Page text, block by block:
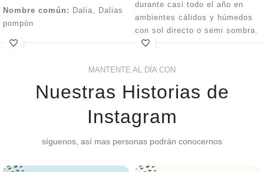
Nombre común:
Dalia, Dalias
pompón
Altura:De 10 cm. Hasta 1
La planta conocida como Dalia
Compositae. Esta planta es
con características como ser
durante casi todo el año en
ambientes cálidos y húmedos
con sol directo o semi sombra.
El riego se puede hacer cada 3
y en floración se debe abonar
líquidos, el mantenimiento se
marchitas.
MANTENTE AL DÍA CON
Nuestras Historias de
Instagram
síguenos, así mas personas podrán conocernos